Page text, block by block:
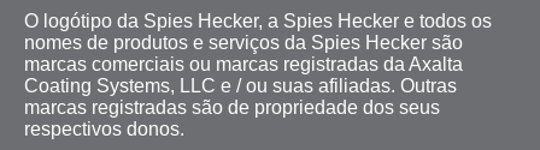
O logótipo da Spies Hecker, a Spies Hecker e todos os
nomes de produtos e serviços da Spies Hecker são
marcas comerciais ou marcas registradas da Axalta
Coating Systems, LLC e / ou suas afiliadas. Outras
marcas registradas são de propriedade dos seus
respectivos donos.